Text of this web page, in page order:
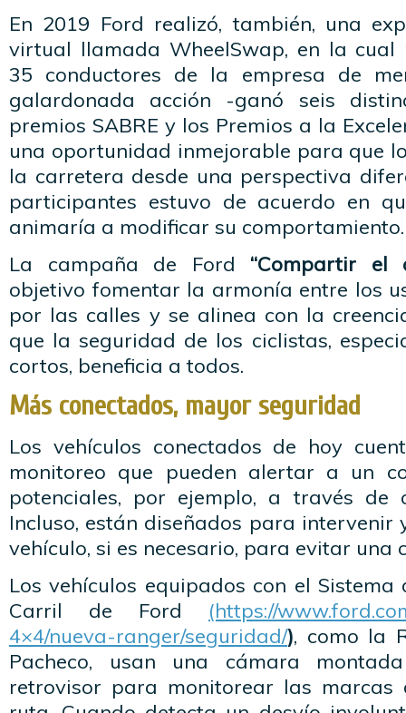
En 2019 Ford realizó, también, una
virtual llamada WheelSwap, en la
35 conductores de la empresa de
galardonada acción -ganó seis
premios SABRE y los Premios a la
una oportunidad inmejorable para que
la carretera desde una perspectiva
participantes estuvo de acuerdo en
animaría a modificar su comportamiento.
La campaña de Ford “Compartir el
objetivo fomentar la armonía entre los
por las calles y se alinea con la
que la seguridad de los ciclistas,
cortos, beneficia a todos.
Más conectados, mayor seguridad
Los vehículos conectados de hoy
monitoreo que pueden alertar a un
potenciales, por ejemplo, a través de
Incluso, están diseñados para
vehículo, si es necesario, para evitar una
Los vehículos equipados con el
Carril de Ford (https://
4×4/nueva-ranger/seguridad/), como la
Pacheco, usan una cámara
retrovisor para monitorear las